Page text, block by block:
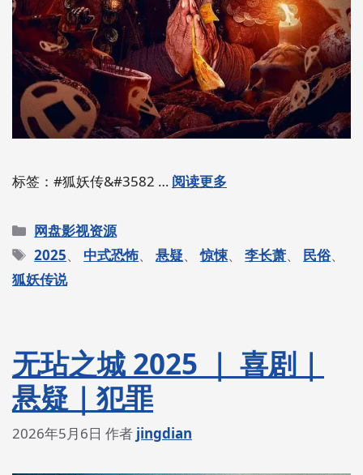
标签：#狐妖传&#3582 … 阅读更多
分
类
网盘影视资源
标
签
2025、 中式恐怖、悬疑、惊悚、李长萧、 民俗、
狐妖传说
无玷之城 2025 ｜ 喜剧｜
悬疑｜犯罪
2026年5月6日 作者 jingdian